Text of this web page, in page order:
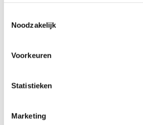
Noodzakelijk
Voorkeuren
Statistieken
Marketing
Droog